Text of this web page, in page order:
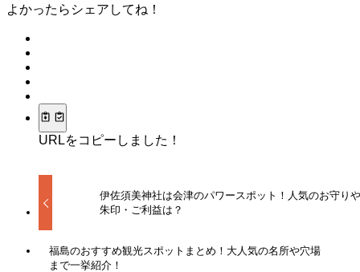
よかったらシェアしてね！
URLをコピーしました！
伊佐須美神社は会津のパワースポット！人気のお守り
朱印・ご利益は？
福島のおすすめ観光スポットまとめ！大人気の名所や穴場
まで一挙紹介！